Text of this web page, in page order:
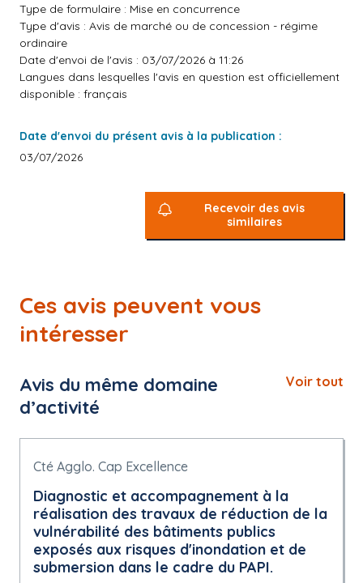
Type de formulaire : Mise en concurrence
Type d'avis : Avis de marché ou de concession - régime
ordinaire
Date d'envoi de l'avis : 03/07/2026 à 11:26
Langues dans lesquelles l'avis en question est officiellement
disponible : français
Date d'envoi du présent avis à la publication :
03/07/2026
Recevoir des avis
similaires
Ces avis peuvent vous
intéresser
Avis du même domaine
d’activité
Voir tout
Cté Agglo. Cap Excellence
Diagnostic et accompagnement à la
réalisation des travaux de réduction de la
vulnérabilité des bâtiments publics
exposés aux risques d'inondation et de
submersion dans le cadre du PAPI.